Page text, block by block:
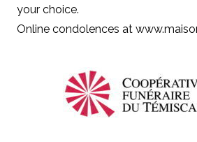
your choice.
Online condolences at